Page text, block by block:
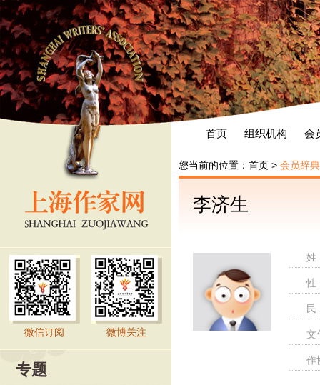
首页 组织机构 会
微信订阅 微博关注
专题
您当前的位置： 首页 > 会员辞典
李济生
文
作